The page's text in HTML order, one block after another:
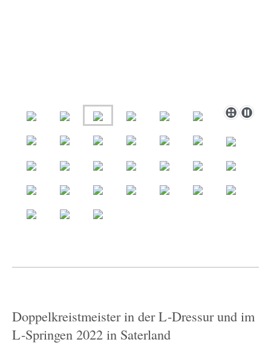
Doppelkreistmeister in der L-Dressur und im
L-Springen 2022 in Saterland